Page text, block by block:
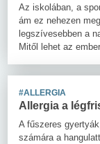
Az iskolában, a
ám ez nehezen
legszívesebben a
Mitől lehet az
#ALLERGIA
Allergia a
A fűszeres
számára a